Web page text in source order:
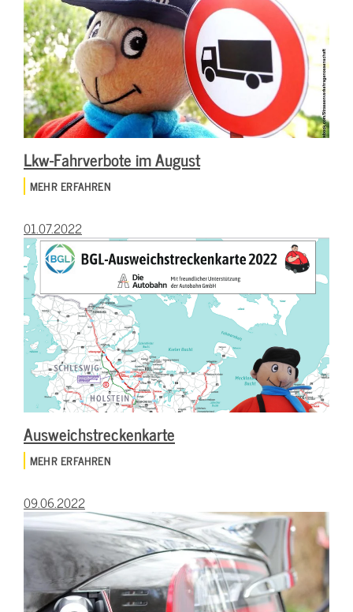
Lkw-Fahrverbote im August
MEHR ERFAHREN
01.07.2022
Ausweichstreckenkarte
MEHR ERFAHREN
09.06.2022